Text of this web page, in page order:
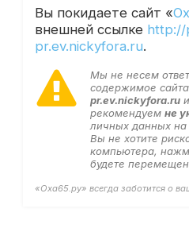
Вы покидаете сайт «
внешней ссылке http://
pr.ev.nickyfora.ru.
Мы не несем
содержимое сайта
pr.ev.nickyfora.ruи
рекомендуем не
личных данных на
Вы не хотите
компьютера,
будете
«Оха65.ру» всегда заботится о